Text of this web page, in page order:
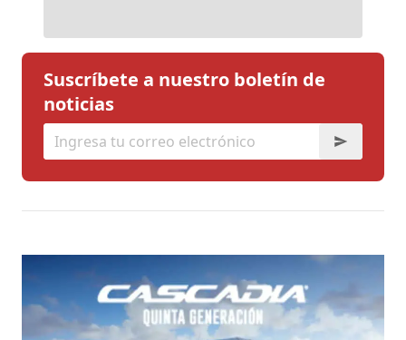
Suscríbete a nuestro boletín de
noticias